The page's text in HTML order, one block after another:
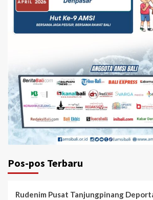
Pos-pos Terbaru
Rudenim Pusat Tanjungpinang